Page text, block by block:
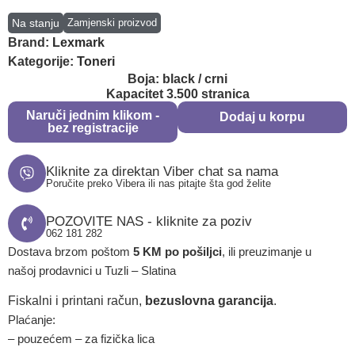
Na stanju Zamjenski proizvod
Brand: Lexmark
Kategorije: Toneri
Boja: black / crni
Kapacitet 3.500 stranica
Naruči jednim klikom -
bez registracije
Dodaj u korpu
Kliknite za direktan Viber chat sa nama
Poručite preko Vibera ili nas pitajte šta god želite
POZOVITE NAS - kliknite za poziv
062 181 282
Dostava brzom poštom 5 KM po pošiljci, ili preuzimanje u
našoj prodavnici u Tuzli – Slatina
Fiskalni i printani račun, bezuslovna garancija.
Plaćanje:
– pouzećem – za fizička lica